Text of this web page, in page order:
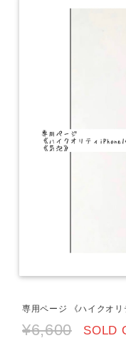
専用ページ 《ハイクオ
¥6,600 SOLD